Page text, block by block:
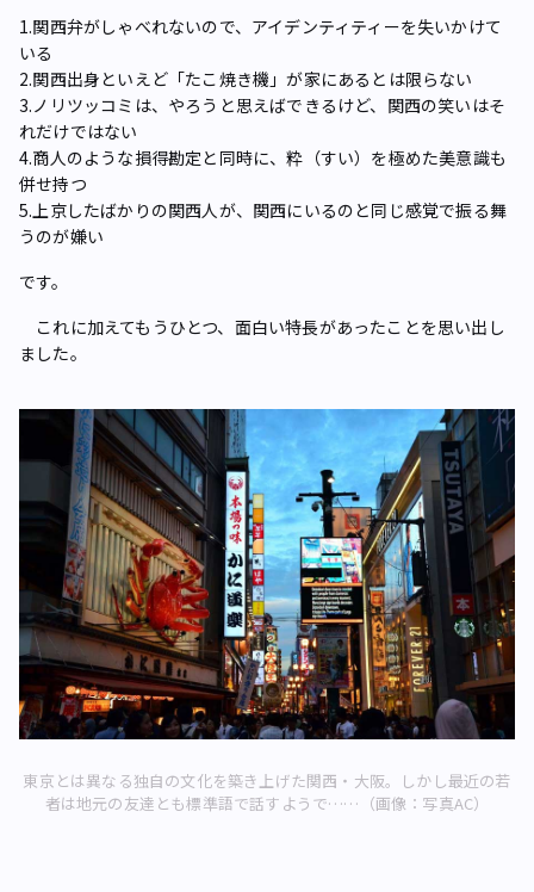
1.関西弁がしゃべれないので、アイデンティティーを失いかけて
いる
2.関西出身といえど「たこ焼き機」が家にあるとは限らない
3.ノリツッコミは、やろうと思えばできるけど、関西の笑いはそ
れだけではない
4.商人のような損得勘定と同時に、粋（すい）を極めた美意識も
併せ持つ
5.上京したばかりの関西人が、関西にいるのと同じ感覚で振る舞
うのが嫌い
です。
これに加えてもうひとつ、面白い特長があったことを思い出し
ました。
東京とは異なる独自の文化を築き上げた関西・大阪。しかし最近の若
者は地元の友達とも標準語で話すようで……（画像：写真AC）